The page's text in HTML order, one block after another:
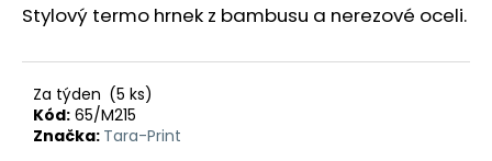
Stylový termo hrnek z bambusu a nerezové oceli.
Za týden (5 ks)
Kód: 65/M215
Značka: Tara-Print
D